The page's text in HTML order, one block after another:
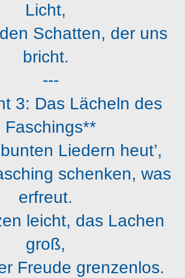
Licht,
Schatten, der uns
bricht.
---
3: Das Lächeln des
Faschings**
Liedern heut’,
schenken, was
erfreut.
leicht, das Lachen
groß,
Freude grenzenlos.